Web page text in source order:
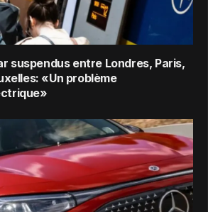
suspendus entre Londres, Paris,
«Un problème